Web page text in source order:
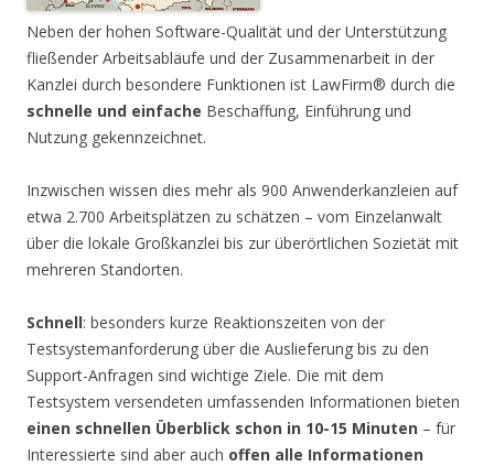
Neben der hohen Software-Qualität und der Unterstützung
fließender Arbeitsabläufe und der Zusammenarbeit in der
Kanzlei durch besondere Funktionen ist LawFirm® durch die
schnelle und einfache Beschaffung, Einführung und
Nutzung gekennzeichnet.
Inzwischen wissen dies mehr als 900 Anwenderkanzleien auf
etwa 2.700 Arbeitsplätzen zu schätzen – vom Einzelanwalt
über die lokale Großkanzlei bis zur überörtlichen Sozietät mit
mehreren Standorten.
Schnell: besonders kurze Reaktionszeiten von der
Testsystemanforderung über die Auslieferung bis zu den
Support-Anfragen sind wichtige Ziele. Die mit dem
Testsystem versendeten umfassenden Informationen bieten
einen schnellen Überblick schon in 10-15 Minuten – für
Interessierte sind aber auch offen alle Informationen